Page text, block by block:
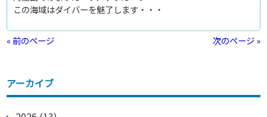
この海域はダイバーを魅了します・・・
« 前のページ 次のページ »
アーカイブ